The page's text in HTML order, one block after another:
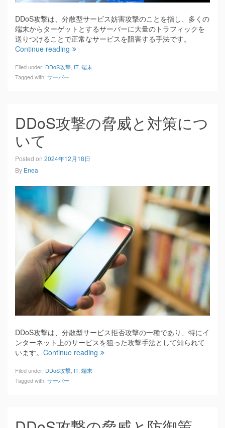
DDoS攻撃は、分散型サービス妨害攻撃のことを指し、多くの
端末からターゲットとするサーバーに大量のトラフィックを
送りつけることで正常なサービスを阻害する手法です。
Continue reading
Filed under: DDoS攻撃 IT, 端末
Tagged with: サーバー
DDoS攻撃の脅威と対策につ
いて
Posted on 2024年12月18日
By Enea
DDoS攻撃は、分散型サービス拒否攻撃の一種であり、特にイ
ンターネット上のサービスを狙った攻撃手法として知られて
います。 Continue reading
Filed under: DDoS攻撃 IT, 端末
Tagged with: サーバー